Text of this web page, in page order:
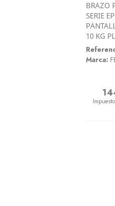
BRAZO
SERIE
10 KG
Marca:
Precio